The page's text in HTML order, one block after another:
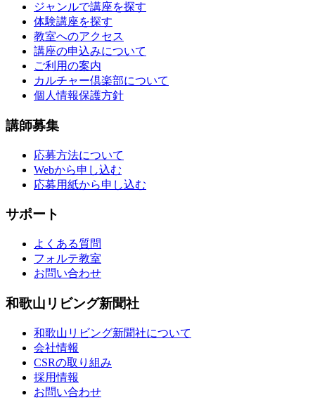
ジャンルで講座を探す
体験講座を探す
教室へのアクセス
講座の申込みについて
ご利用の案内
カルチャー倶楽部について
個人情報保護方針
講師募集
応募方法について
Webから申し込む
応募用紙から申し込む
サポート
よくある質問
フォルテ教室
お問い合わせ
和歌山リビング新聞社
和歌山リビング新聞社について
会社情報
CSRの取り組み
採用情報
お問い合わせ